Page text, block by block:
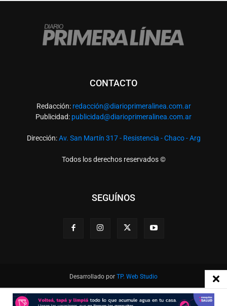
CONTACTO
Redacción: redacción@diarioprimeralinea.com.ar
Publicidad: publicidad@diarioprimeralinea.com.ar
Dirección:Av. San Martín 317 - Resistencia - Chaco - Arg
Todos los derechos reservados ©
SEGUÍNOS
Desarrollado por TP. Web Studio